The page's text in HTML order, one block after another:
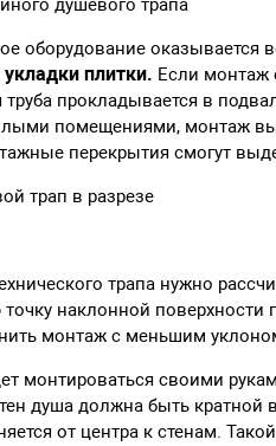
душевого трапа
оборудование
плитки. Если монтаж
прокладывается в
помещениями, монтаж
перекрытия смогут
трап в разрезе
трапа нужно
наклонной
монтаж с меньшим
монтироваться своими
душа должна быть
от центра к стенам.